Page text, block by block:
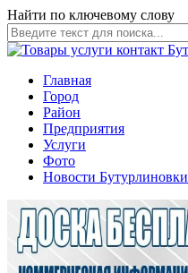
Найти по ключевому слову
Главная
Город
Район
Предприятия
Услуги
Фото
Новости Бутурлиновки